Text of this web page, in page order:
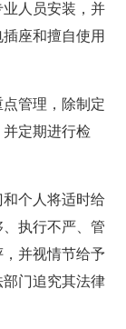
人员安装，并
座和擅自使用
管理，除制定
定期进行检
个人将适时给
执行不严、管
并视情节给予
门追究其法律